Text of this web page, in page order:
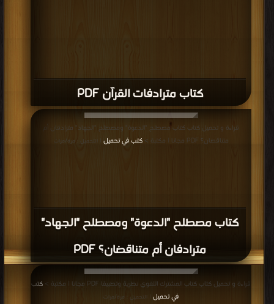
كتاب مترادفات القرآن PDF
كتاب مصطلح "الدعوة" ومصطلح "الجهاد"
مترادفان أم متناقضان؟ PDF
قراءة و تحميل كتاب كتاب مصطلح "الدعوة" ومصطلح "الجهاد" مترادفان أم
متناقضان؟ PDF مجانا | مكتبة >
كتب في تحميل | التحميل : مرة/مرات
قراءة و تحميل كتاب كتاب المشترك اللغوي نظرية وتطبيقا PDF مجانا | مكتبة >
كتب
في تحميل
| التحميل : مرة/مرات